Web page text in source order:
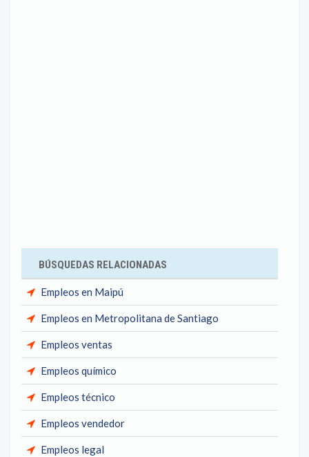
BÚSQUEDAS RELACIONADAS
Empleos en Maipú
Empleos en Metropolitana de Santiago
Empleos ventas
Empleos químico
Empleos técnico
Empleos vendedor
Empleos legal